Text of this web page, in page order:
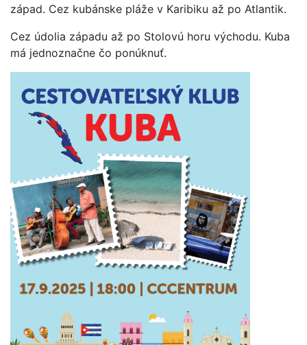
západ. Cez kubánske pláže v Karibiku až po Atlantik.
Cez údolia západu až po Stolovú horu východu. Kuba
má jednoznačne čo ponúknuť.